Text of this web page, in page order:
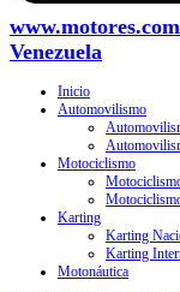
Venezuela
Inicio
Automovilismo
Motociclismo
Karting
Karting
Karting
Motonáutica